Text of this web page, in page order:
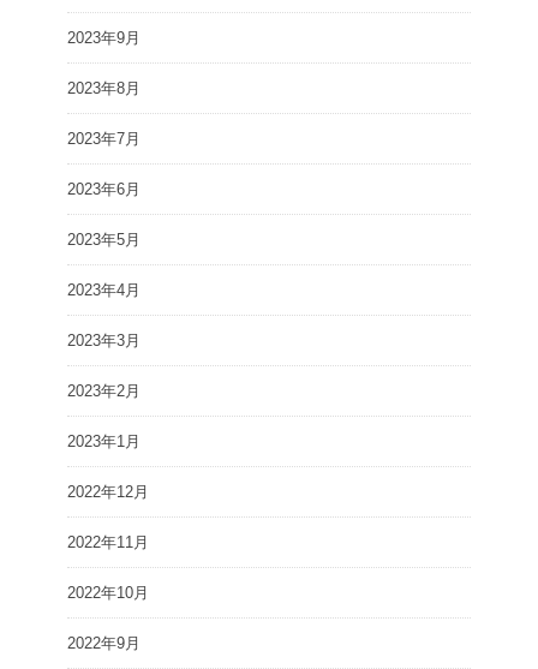
2023年9月
2023年8月
2023年7月
2023年6月
2023年5月
2023年4月
2023年3月
2023年2月
2023年1月
2022年12月
2022年11月
2022年10月
2022年9月